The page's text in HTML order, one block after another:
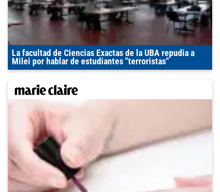
La facultad de Ciencias Exactas de la UBA repudia a
Milei por hablar de estudiantes "terroristas"